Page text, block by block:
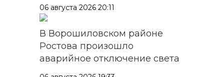
06 августа 2026 20:11
В Ворошиловском районе
Ростова произошло
аварийное отключение света